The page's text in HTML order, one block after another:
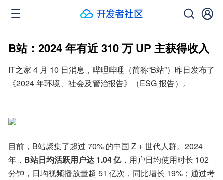
B站：2024 年有近 310 万 UP 主获得收入
IT之家 4 月 10 日消息，哔哩哔哩（简称“B站”）昨日发布了
《2024 年环境、社会及管治报告》（ESG 报告）。
目前，B站聚集了超过 70% 的中国 Z + 世代人群。2024
年， B站日均活跃用户达 1.04 亿，用户日均使用时长 102
分钟，日均视频播放量超 51 亿次，同比增长 19%；通过考